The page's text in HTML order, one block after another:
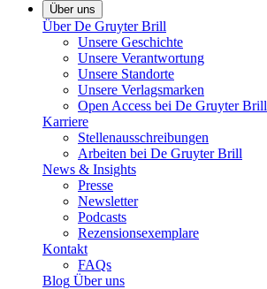
Über uns
Über De Gruyter Brill
Unsere Geschichte
Unsere Verantwortung
Unsere Standorte
Unsere Verlagsmarken
Open Access bei De Gruyter Brill
Karriere
Stellenausschreibungen
Arbeiten bei De Gruyter Brill
News & Insights
Presse
Newsletter
Podcasts
Rezensionsexemplare
Kontakt
FAQs
Blog Über uns